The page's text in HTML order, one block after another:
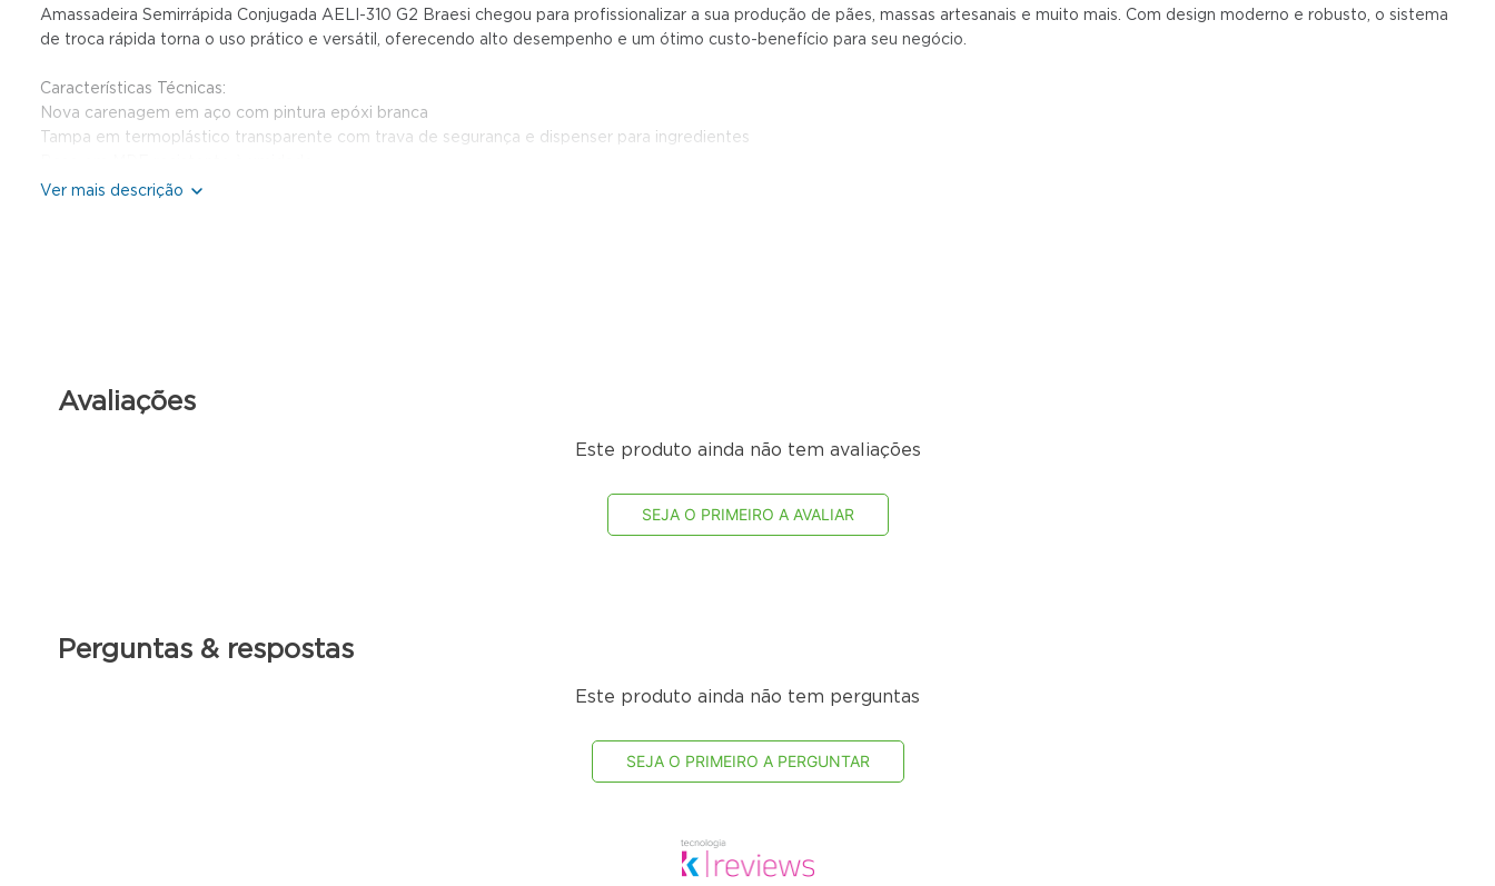
Amassadeira Semirrápida Conjugada AELI-310 G2 Braesi chegou para profissionalizar a sua produção de pães, massas artesanais e muito mais. Com design moderno e robusto, o sistema
de troca rápida torna o uso prático e versátil, oferecendo alto desempenho e um ótimo custo-benefício para seu negócio.
Características Técnicas:
Nova carenagem em aço com pintura epóxi branca
Tampa em termoplástico transparente com trava de segurança e dispenser para ingredientes
Batedor em nylon injetado de alta resistência
1 bandeja e 1 socador de massas em nylon
Avaliações
Este produto ainda não tem avaliações
SEJA O PRIMEIRO A AVALIAR
Perguntas & respostas
Este produto ainda não tem perguntas
SEJA O PRIMEIRO A PERGUNTAR